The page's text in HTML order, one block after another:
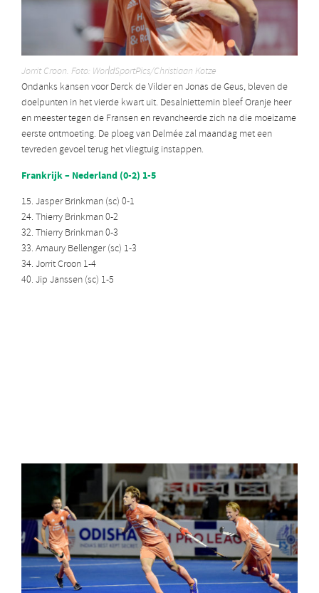
Jorrit Croon. Foto: WorldSportPics/Christiaan Kotze
Ondanks kansen voor Derck de Vilder en Jonas de Geus, bleven de
doelpunten in het vierde kwart uit. Desalniettemin bleef Oranje heer
en meester tegen de Fransen en revancheerde zich na die moeizame
eerste ontmoeting. De ploeg van Delmée zal maandag met een
tevreden gevoel terug het vliegtuig instappen.
Frankrijk – Nederland (0-2) 1-5
15. Jasper Brinkman (sc) 0-1
24. Thierry Brinkman 0-2
32. Thierry Brinkman 0-3
33. Amaury Bellenger (sc) 1-3
34. Jorrit Croon 1-4
40. Jip Janssen (sc) 1-5